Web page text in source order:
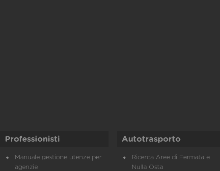
Professionisti
Manuale gestione utenze per
agenzie
Autotrasporto
Ricerca Aree di Fermata e
Nulla Osta